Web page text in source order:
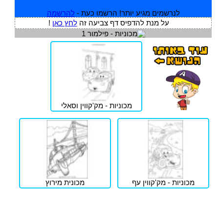
לנרשמים מגיע יותר! הרשמו כעת - להרשמה
על מנת להדפיס דף צביעה זהלחץ כאן !
מכוניות - מק'קווין וסאלי
מכוניות - מק'קווין עף מכונית מירוץ